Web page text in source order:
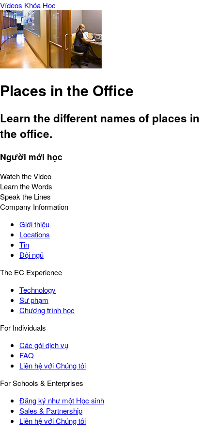
Vídeos Khóa Học
Places in the Office
Learn the different names of places in
the office.
Người mới học
Watch the Video
Learn the Words
Speak the Lines
Company Information
Giới thiệu
Locations
Tin
Đội ngũ
The EC Experience
Technology
Sư phạm
Chương trình học
For Individuals
Các gói dịch vụ
FAQ
Liên hệ với Chúng tôi
For Schools & Enterprises
Đăng ký như một Học sinh
Sales & Partnership
Liên hệ với Chúng tôi